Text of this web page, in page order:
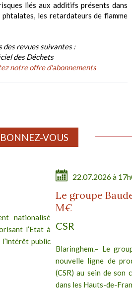
liés aux additifs présents dans
les retardateurs de flamme
des revues suivantes :
des Déchets
notre offre d'abonnements
VOUS
nationalisé
l’Etat à
public
22.07.2026 à
Le groupe
M€
CSR
Blaringhem.– Le
nouvelle ligne de
(CSR) au sein de son
dans les Hauts-de-